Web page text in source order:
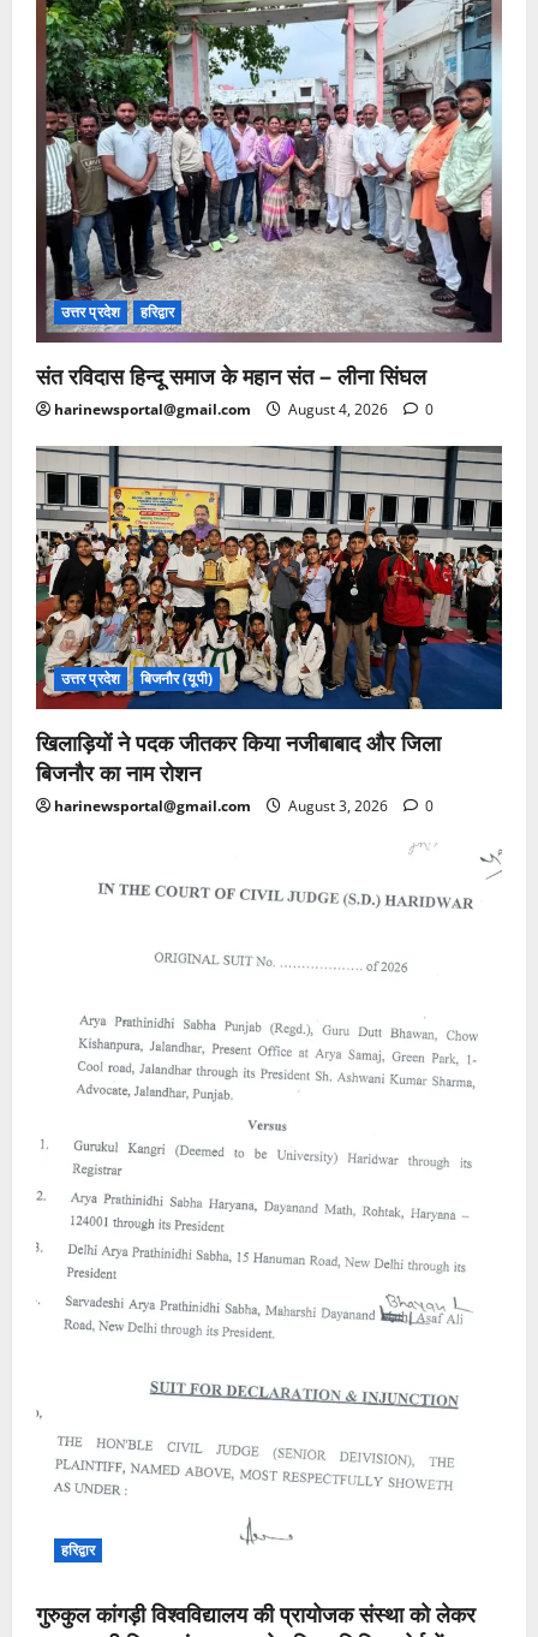
उत्तर प्रदेश हरिद्वार
संत रविदास हिन्दू समाज के महान संत – लीना सिंघल
harinewsportal@gmail.com August 4, 2026 0
उत्तर प्रदेश बिजनौर (यूपी)
खिलाड़ियों ने पदक जीतकर किया नजीबाबाद और जिला
बिजनौर का नाम रोशन
harinewsportal@gmail.com August 3, 2026 0
हरिद्वार
गुरुकुल कांगड़ी विश्वविद्यालय की प्रायोजक संस्था को लेकर